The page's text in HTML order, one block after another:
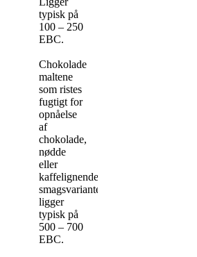
typisk på
100 – 250
EBC.
Chokolade
maltene
som ristes
fugtigt for
opnåelse
af
chokolade,
nødde
eller
kaffelignende
smagsvarianter
ligger
typisk på
500 – 700
EBC.